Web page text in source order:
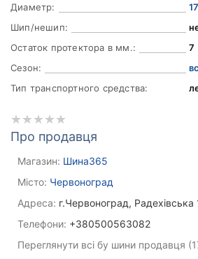
Диаметр:
17
Шип/нешип:
Остаток протектора в мм.:
7
Сезон:
Тип транспортного средства:
Про продавця
Магазин: Шина365
Місто: Червоноград
Адреса: г.Червоноград, Радехівська
Телефони: +380500563082
Переглянути всі бу шини продавця